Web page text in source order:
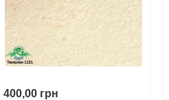
400,00 грн